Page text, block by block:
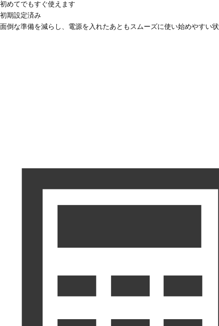
初めてでもすぐ使えます
初期設定済み
面倒な準備を減らし、電源を入れたあともスムーズに使い始めやすい